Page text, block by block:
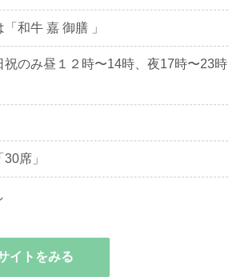
和牛 嘉 御膳 」
祝のみ昼１２時〜14時、夜17時〜23時
席」
イトをみる